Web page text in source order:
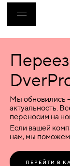
ДВЕРИ
ВОРОТА
Мы обновились
актуальность.
переносим на
Если вашей
нам, мы
ПЕРЕЙТИ В